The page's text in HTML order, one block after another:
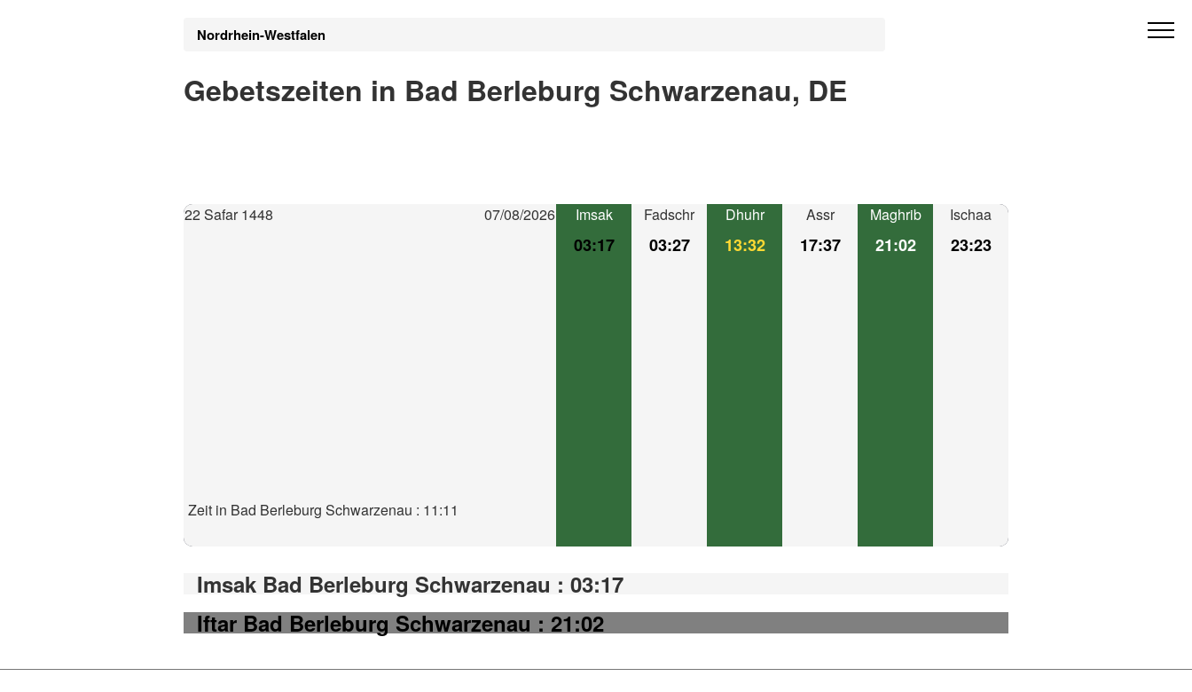
Nordrhein-Westfalen
Gebetszeiten in Bad Berleburg Schwarzenau, DE
22 Safar 1448 07/08/2026
Zeit in Bad Berleburg Schwarzenau : 11:11
Imsak
03:17
Fadschr
03:27
Dhuhr
13:32
Assr
17:37
Maghrib
21:02
Ischaa
23:23
Imsak Bad Berleburg Schwarzenau : 03:17
Iftar Bad Berleburg Schwarzenau : 21:02